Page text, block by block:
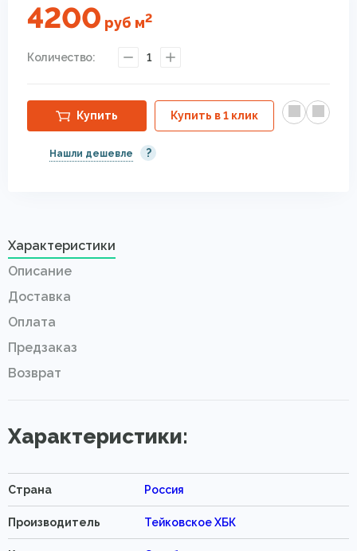
4200 руб м2
Количество: 1
Купить Купить в 1 клик
Нашли дешевле ?
Характеристики
Описание
Доставка
Оплата
Предзаказ
Возврат
Характеристики:
Страна Россия
Производитель Тейковское ХБК